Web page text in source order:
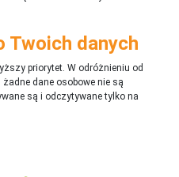
Twoich danych
priorytet. W odróżnieniu od
żadne dane osobowe nie są
są i odczytywane tylko na